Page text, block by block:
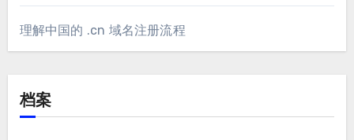
理解中国的 .cn 域名注册流程
档案